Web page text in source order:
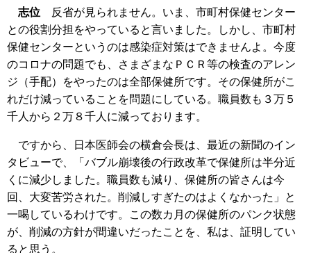
志位 反省が見られません。いま、市町村保健センター
との役割分担をやっていると言いました。しかし、市町村
保健センターというのは感染症対策はできませんよ。今度
のコロナの問題でも、さまざまなＰＣＲ等の検査のアレン
ジ（手配）をやったのは全部保健所です。その保健所がこ
れだけ減っていることを問題にしている。職員数も３万５
千人から２万８千人に減っております。
ですから、日本医師会の横倉会長は、最近の新聞のイン
タビューで、「バブル崩壊後の行政改革で保健所は半分近
くに減少しました。職員数も減り、保健所の皆さんは今
回、大変苦労された。削減しすぎたのはよくなかった」と
一喝しているわけです。この数カ月の保健所のパンク状態
が、削減の方針が間違いだったことを、私は、証明してい
ると思う。